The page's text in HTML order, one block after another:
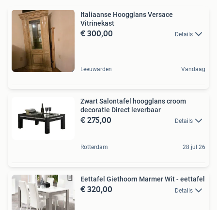
Italiaanse Hoogglans Versace
Vitrinekast
€ 300,00 Details
Leeuwarden Vandaag
Zwart Salontafel hoogglans croom
decoratie Direct leverbaar
€ 275,00 Details
Rotterdam 28 jul 26
Eettafel Giethoorn Marmer Wit - eettafel
€ 320,00 Details